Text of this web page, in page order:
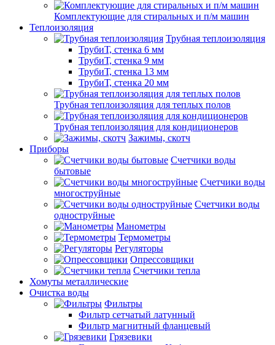
Комплектующие для стиральных и п/м машин
Теплоизоляция
Трубная теплоизоляция
ТрубиТ, стенка 6 мм
ТрубиТ, стенка 9 мм
ТрубиТ, стенка 13 мм
ТрубиТ, стенка 20 мм
Трубная теплоизоляция для теплых полов
Трубная теплоизоляция для кондиционеров
Зажимы, скотч
Приборы
Счетчики воды
бытовые
Счетчики воды
многоструйные
Счетчики воды
одноструйные
Манометры
Термометры
Регуляторы
Опрессовщики
Счетчики тепла
Хомуты металлические
Очистка воды
Фильтры
Фильтр сетчатый латунный
Фильтр магнитный фланцевый
Грязевики